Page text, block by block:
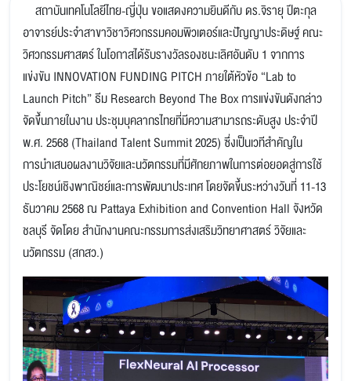
สถาบันเทคโนโลยีไทย-ญี่ปุ่น ขอแสดงความยินดีกับ ดร.จิรายุ ปีตะกุล
อาจารย์ประจำสาขาวิชาวิศวกรรมคอมพิวเตอร์และปัญญาประดิษฐ์ คณะ
วิศวกรรมศาสตร์ ในโอกาสได้รับรางวัลรองชนะเลิศอันดับ 1 จากการ
แข่งขัน INNOVATION FUNDING PITCH ภายใต้หัวข้อ “Lab to
Launch Pitch” ธีม Research Beyond The Box การแข่งขันดังกล่าว
จัดขึ้นภายในงาน ประชุมบุคลากรไทยที่มีความสามารถระดับสูง ประจำปี
พ.ศ. 2568 (Thailand Talent Summit 2025) ซึ่งเป็นเวทีสำคัญใน
การนำเสนอผลงานวิจัยและนวัตกรรมที่มีศักยภาพในการต่อยอดสู่การใช้
ประโยชน์เชิงพาณิชย์และการพัฒนาประเทศ โดยจัดขึ้นระหว่างวันที่ 11-13
ธันวาคม 2568 ณ Pattaya Exhibition and Convention Hall จังหวัด
ชลบุรี จัดโดย สำนักงานคณะกรรมการส่งเสริมวิทยาศาสตร์ วิจัยและ
นวัตกรรม (สกสว.)